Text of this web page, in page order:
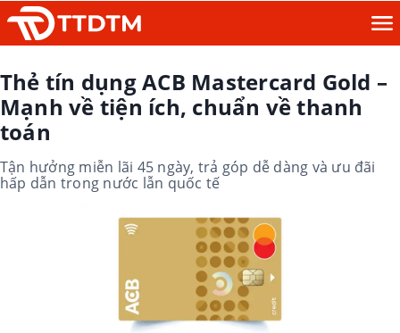
Thẻ tín dụng ACB Mastercard Gold –
Mạnh về tiện ích, chuẩn về thanh
toán
Tận hưởng miễn lãi 45 ngày, trả góp dễ dàng và ưu đãi
hấp dẫn trong nước lẫn quốc tế